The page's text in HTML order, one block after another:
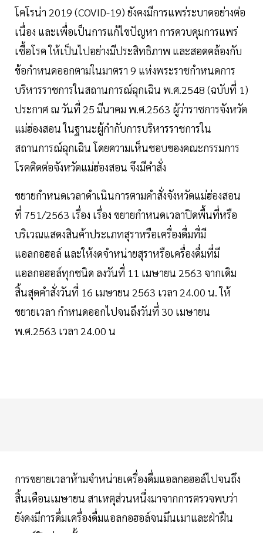
โคโรน่า 2019 (COVID-19) ยังคงมีการแพร่ระบาดอย่างต่อ
เนื่อง และเพื่อเป็นการแก้ไขปัญหา การควบคุมการแพร่
เชื้อโรค ให้เป็นไปอย่างมีประสิทธิภาพ และสอดคล้องกับ
ข้อกำหนดออกตามในมาตรา 9 แห่งพระราชกำหนดการ
บริหารราชการในสถานการณ์ฉุกเฉิน พ.ศ.2548 (ฉบับที่ 1)
ประกาศ ณ วันที่ 25 มีนาคม พ.ศ.2563 ผู้ว่าราชการจังหวัด
แม่ฮ่องสอน ในฐานะผู้กำกับการบริหารราชการใน
สถานการณ์ฉุกเฉิน โดยความเห็นชอบของคณะกรรมการ
โรคติดต่อจังหวัดแม่ฮ่องสอน จึงมีคำสั่ง
ขยายกำหนดเวลาดำเนินการตามคำสั่งจังหวัดแม่ฮ่องสอน
ที่ 751/2563 เรื่อง เรื่อง ขยายกำหนดเวลาปิดพื้นที่หรือ
บริเวณแสดงสินค้าประเภทสุราหรือเครื่องดื่มที่มี
แอลกอฮอล์ และให้งดจำหน่ายสุราหรือเครื่องดื่มที่มี
แอลกอฮอล์ทุกชนิด ลงวันที่ 11 เมษายน 2563 จากเดิม
สิ้นสุดคำสั่งวันที่ 16 เมษายน 2563 เวลา 24.00 น. ให้
ขยายเวลา กำหนดออกไปจนถึงวันที่ 30 เมษายน
พ.ศ.2563 เวลา 24.00 น
การขยายเวลาห้ามจำหน่ายเครื่องดื่มแอลกอฮอล์ไปจนถึง
สิ้นเดือนเมษายน สาเหตุส่วนหนึ่งมาจากการตรวจพบว่า
ยังคงมีการดื่มเครื่องดื่มแอลกอฮอล์จนมึนเมาและฝ่าฝืน